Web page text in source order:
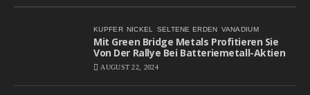
KUPFER NICKEL SELTENE ERDEN VANADIUM
Mit Green Bridge Metals Profitieren Sie
Von Der Rallye Bei Batteriemetall-Aktien
AUGUST 22, 2024